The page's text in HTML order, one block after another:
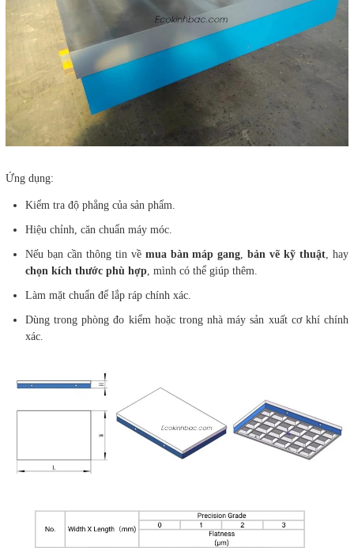
Ứng dụng:
Kiểm tra độ phẳng của sản phẩm.
Hiệu chỉnh, căn chuẩn máy móc.
Nếu bạn cần thông tin về mua bàn máp gang,bản vẽ kỹ thuật, hay
chọn kích thước phù hợp, mình có thể giúp thêm.
Làm mặt chuẩn để lắp ráp chính xác.
Dùng trong phòng đo kiểm hoặc trong nhà máy sản xuất cơ khí chính
xác.